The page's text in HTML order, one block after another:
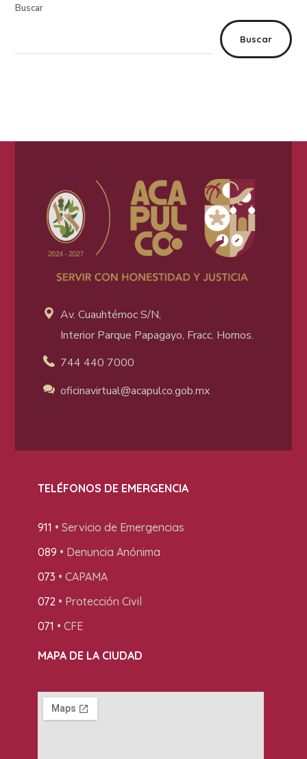
Buscar
Buscar
Av. Cuauhtémoc S/N,
Interior Parque Papagayo, Fracc. Hornos.
744 440 7000
oficinavirtual@acapulco.gob.mx
TELÉFONOS DE EMERGENCIA
911 • Servicio de Emergencias
089 • Denuncia Anónima
073 • CAPAMA
072• Protección Civil
071 • CFE
MAPA DE LA CIUDAD